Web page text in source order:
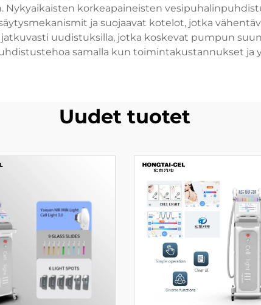
korkeapaineisten
ja suojaavat kotelot, jotka
jatkuvasti uudistuksilla, jotka koskevat pumpun
samalla kun toimintakustannukset
Uudet tuotet